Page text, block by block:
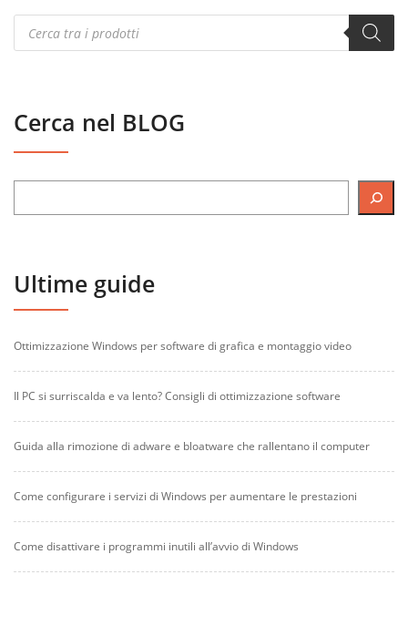
Products
search
Cerca nel BLOG
Ultime guide
Ottimizzazione Windows per software di grafica e montaggio video
Il PC si surriscalda e va lento? Consigli di ottimizzazione software
Guida alla rimozione di adware e bloatware che rallentano il computer
Come configurare i servizi di Windows per aumentare le prestazioni
Come disattivare i programmi inutili all’avvio di Windows